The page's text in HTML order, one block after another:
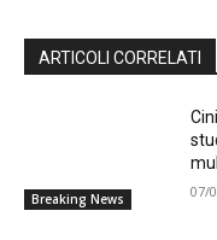
ARTICOLI CORRELATI
Breaking News 07/